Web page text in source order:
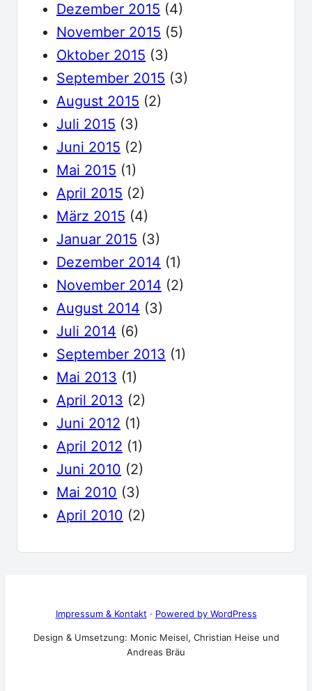
Dezember 2015 (4)
November 2015 (5)
Oktober 2015 (3)
September 2015 (3)
August 2015 (2)
Juli 2015 (3)
Juni 2015 (2)
Mai 2015 (1)
April 2015 (2)
März 2015 (4)
Januar 2015 (3)
Dezember 2014 (1)
November 2014 (2)
August 2014 (3)
Juli 2014 (6)
September 2013 (1)
Mai 2013 (1)
April 2013 (2)
Juni 2012 (1)
April 2012 (1)
Juni 2010 (2)
Mai 2010 (3)
April 2010 (2)
Impressum & Kontakt· Powered by WordPress
Design & Umsetzung: Monic Meisel, Christian Heise und
Andreas Bräu